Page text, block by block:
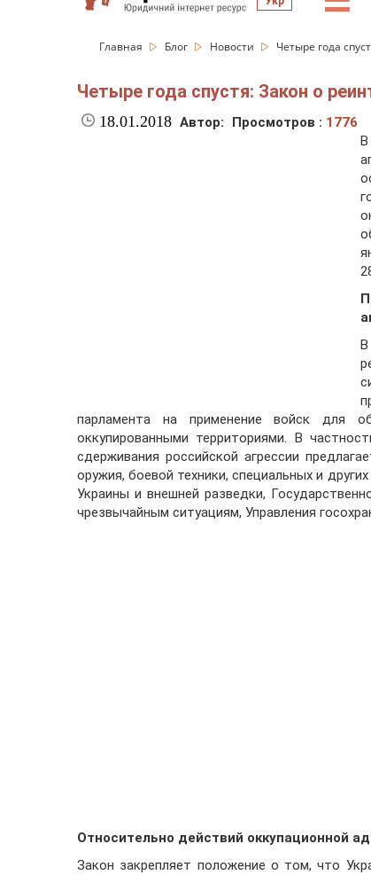
Главная Блог Новости Четыре года
Четыре года спустя: Закон о
18.01.2018 Автор: Просмотров : 1776
парламента на применение войск для
оккупированными территориями. В
сдерживания российской агрессии
оружия, боевой техники, специальных и
Украины и внешней разведки,
чрезвычайным ситуациям, Управления
Относительно действий оккупационной
Закон закрепляет положение о том, что